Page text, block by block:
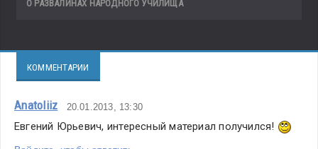
О РАЗВАЛИНАХ НАРОДНОГО УЧИЛИЩА
КОММЕНТАРИИ
Anatoliiz 20.01.2013, 13:30
Евгений Юрьевич, интересный материал получился!